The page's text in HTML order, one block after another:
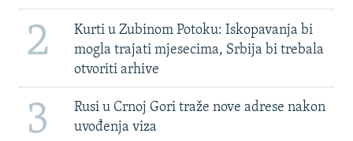
2
Kurti u Zubinom Potoku: Iskopavanja bi
mogla trajati mjesecima, Srbija bi trebala
otvoriti arhive
3
Rusi u Crnoj Gori traže nove adrese nakon
uvođenja viza